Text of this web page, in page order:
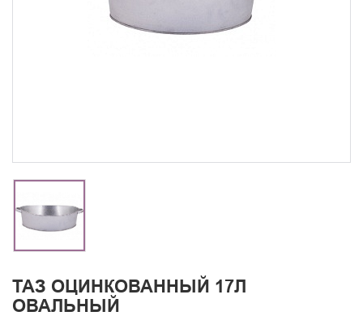
ТАЗ ОЦИНКОВАННЫЙ 17Л
ОВАЛЬНЫЙ